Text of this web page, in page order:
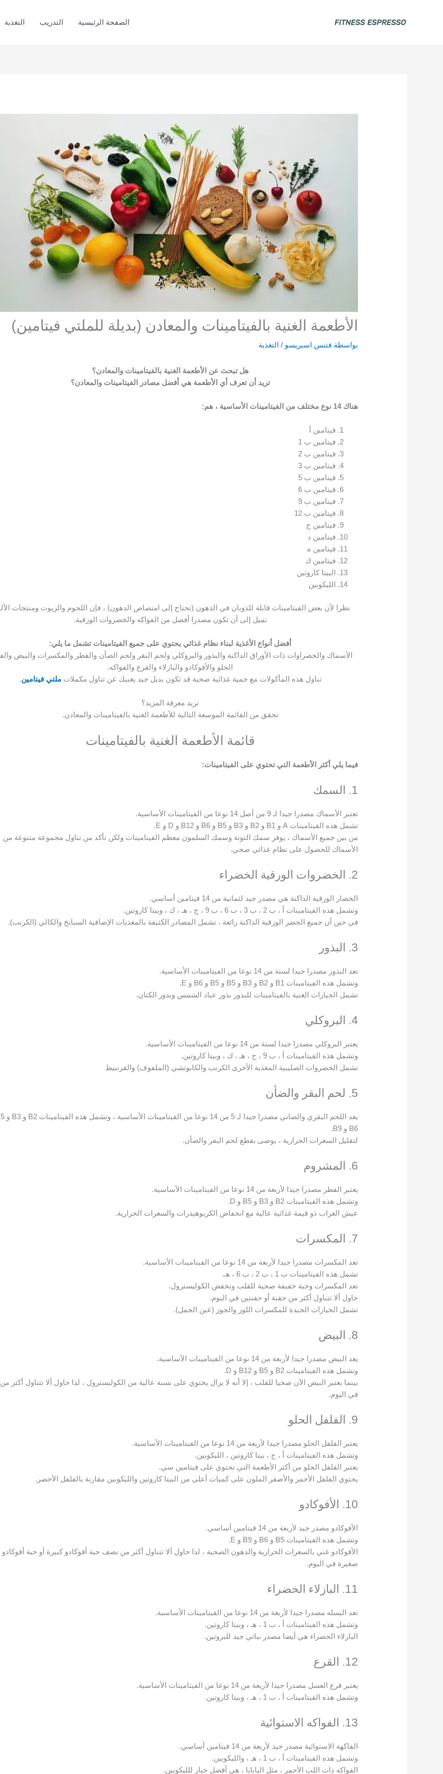
الصفحة الرئيسية التدريب التغذية
الأطعمة الغنية بالفيتامينات والمعادن (بديلة للملتي فيتامين)
بواسطة فتنس اسبريسو/ التغذية
هل تبحث عن الأطعمة الغنية بالفيتامينات والمعادن؟
تريد أن تعرف أي الأطعمة هي أفضل مصادر الفيتامينات والمعادن؟
هناك 14 نوع مختلف من الفيتامينات الأساسية ، هم:
فيتامين أ
فيتامين ب 1
فيتامين ب 2
فيتامين ب 3
فيتامين ب 5
فيتامين ب 6
فيتامين ب 9
فيتامين ب 12
فيتامين ج
فيتامين د
فيتامين ه
فيتامين ك
البيتا كاروتين
الليكوبين
نظرا لأن بعض الفيتامينات قابلة للذوبان في الدهون (تحتاج إلى امتصاص الدهون) ، فإن اللحوم والزيوت ومنتجات
تميل إلى أن تكون مصدرا أفضل من الفواكه والخضروات الورقية.
أفضل أنواع الأغذية لبناء نظام غذائي يحتوي على جميع الفيتامينات تشمل ما يلي:
الأسماك والخضراوات ذات الأوراق الداكنة والبذور والبروكلي ولحم البقر ولحم الضأن والفطر والمكسرات والبيض
الحلو والأفوكادو والبازلاء والقرع والفواكه.
تناول هذه المأكولات مع حمية غذائية صحية قد تكون بديل جيد يغنيك عن تناول مكملاتملتي فيتامين.
تريد معرفة المزيد؟
تحقق من القائمة الموسعة التالية للأطعمة الغنية بالفيتامينات والمعادن.
قائمة الأطعمة الغنية بالفيتامينات
فيما يلي أكثر الأطعمة التي تحتوي على الفيتامينات:
1. السمك
تعتبر الأسماك مصدرا جيدا لـ 9 من أصل 14 نوعا من الفيتامينات الأساسية.
تشمل هذه الفيتامينات A و B1 و B2 و B3 و B5 و B6 و B12 و D و E.
من بين جميع الأسماك ، يوفر سمك التونة وسمك السلمون معظم الفيتامينات ولكن تأكد من تناول مجموعة متنوعة من
الأسماك للحصول على نظام غذائي صحي.
2. الخضروات الورقية الخضراء
الخضار الورقية الداكنة هي مصدر جيد لثمانية من 14 فيتامين أساسي.
وتشمل هذه الفيتامينات أ ، ب 2 ، ب 3 ، ب 6 ، ب 9 ، ج ، هـ ، ك ، وبيتا كاروتين.
في حين أن جميع الخضر الورقية الداكنة رائعة ، تشمل المصادر الكثيفة بالمغذيات الإضافية السبانخ والكالي (الكرنب).
3. البذور
تعد البذور مصدرا جيدا لستة من 14 نوعا من الفيتامينات الأساسية.
وتشمل هذه الفيتامينات B1 و B2 و B3 و B5 و B5 و B6 و E.
تشمل الخيارات الغنية بالفيتامينات للبذور بذور عباد الشمس وبذور الكتان.
4. البروكلي
يعتبر البروكلي مصدرا جيدا لستة من 14 نوعا من الفيتامينات الأساسية.
وتشمل هذه الفيتامينات أ ، ب 9 ، ج ، هـ ، ك ، وبيتا كاروتين.
تشمل الخضروات الصليبية المغذية الأخرى الكرنب والكابوتشي (الملفوف) والقرنبيط
5. لحم البقر والضأن
B6 و B9.
لتقليل السعرات الحرارية ، يوصى بقطع لحم البقر والضأن.
6. المشروم
يعتبر الفطر مصدرا جيدا لأربعة من 14 نوعا من الفيتامينات الأساسية.
وتشمل هذه الفيتامينات B2 و B3 و B5 و D.
عيش الغراب ذو قيمة غذائية عالية مع انخفاض الكربوهيدرات والسعرات الحرارية.
7. المكسرات
تعد المكسرات مصدرا جيدا لأربعة من 14 نوعا من الفيتامينات الأساسية.
تشمل هذه الفيتامينات ب 1 ، ب 2 ، ب 6 ، هـ.
تعد المكسرات وجبة خفيفة صحية للقلب وتخفض الكوليسترول.
حاول ألا تتناول أكثر من حفنة أو حفنتين في اليوم.
تشمل الخيارات الجيدة للمكسرات اللوز والجوز (عين الجمل).
8. البيض
يعد البيض مصدرا جيدا لأربعة من 14 نوعا من الفيتامينات الأساسية.
وتشمل هذه الفيتامينات B2 و B5 و B12 و D.
في اليوم.
9. الفلفل الحلو
يعتبر الفلفل الحلو مصدرا جيدا لأربعة من 14 نوعا من الفيتامينات الأساسية.
وتشمل هذه الفيتامينات أ ، ج ، بيتا كاروتين ، الليكوبين.
يعتبر الفلفل الحلو من أكثر الأطعمة التي تحتوي على فيتامين سي.
يحتوي الفلفل الأحمر والأصفر الملون على كميات أعلى من البيتا كاروتين والليكوبين مقارنة بالفلفل الأخضر.
10. الأفوكادو
الأفوكادو مصدر جيد لأربعة من 14 فيتامين أساسي.
وتشمل هذه الفيتامينات B5 و B6 و B9 و E.
الأفوكادو غني بالسعرات الحرارية والدهون الصحية ، لذا حاول ألا تتناول أكثر من نصف حبة أفوكادو كبيرة أو حبة أفوكادو
صغيرة في اليوم.
11. البازلاء الخضراء
تعد البسله مصدرا جيدا لأربعة من 14 نوعا من الفيتامينات الأساسية.
وتشمل هذه الفيتامينات أ ، ب 1 ، هـ ، وبيتا كاروتين.
البازلاء الخضراء هي أيضا مصدر نباتي جيد للبروتين.
12. القرع
يعتبر قرع العسل مصدرا جيدا لأربعة من 14 نوعا من الفيتامينات الأساسية.
وتشمل هذه الفيتامينات أ ، ب 1 ، هـ ، وبيتا كاروتين.
13. الفواكه الاستوائية
الفاكهة الاستوائية مصدر جيد لأربعة من 14 فيتامين أساسي.
وتشمل هذه الفيتامينات أ ، ب 1 ، هـ ، والليكوبين.
الفواكه ذات اللب الأحمر ، مثل البابايا ، هي أفضل خيار للليكوبين.